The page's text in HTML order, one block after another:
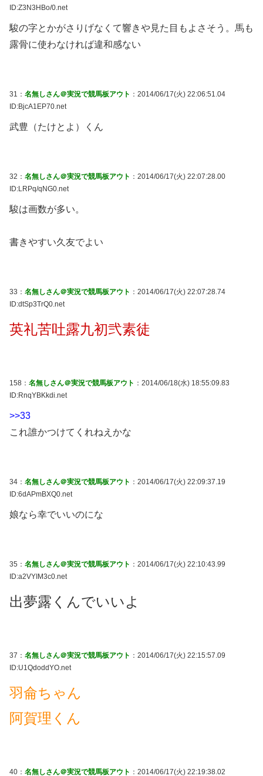
ID:Z3N3HBo/0.net
駿の字とかがさりげなくて響きや見た目もよさそう。馬も
露骨に使わなければ違和感ない
31： 名無しさん＠実況で競馬板アウト ：2014/06/17(火) 22:06:51.04
ID:BjcA1EP70.net
武豊（たけとよ）くん
32： 名無しさん＠実況で競馬板アウト ：2014/06/17(火) 22:07:28.00
ID:LRPq/qNG0.net
駿は画数が多い。
書きやすい久友でよい
33： 名無しさん＠実況で競馬板アウト ：2014/06/17(火) 22:07:28.74
ID:dtSp3TrQ0.net
英礼苦吐露九初弐素徒
158： 名無しさん＠実況で競馬板アウト ：2014/06/18(水) 18:55:09.83
ID:RnqYBKkdi.net
>>33
これ誰かつけてくれねえかな
34： 名無しさん＠実況で競馬板アウト ：2014/06/17(火) 22:09:37.19
ID:6dAPmBXQ0.net
娘なら幸でいいのにな
35： 名無しさん＠実況で競馬板アウト ：2014/06/17(火) 22:10:43.99
ID:a2VYIM3c0.net
出夢露くんでいいよ
37： 名無しさん＠実況で競馬板アウト ：2014/06/17(火) 22:15:57.09
ID:U1QdoddYO.net
羽侖ちゃん
阿賀理くん
40： 名無しさん＠実況で競馬板アウト ：2014/06/17(火) 22:19:38.02